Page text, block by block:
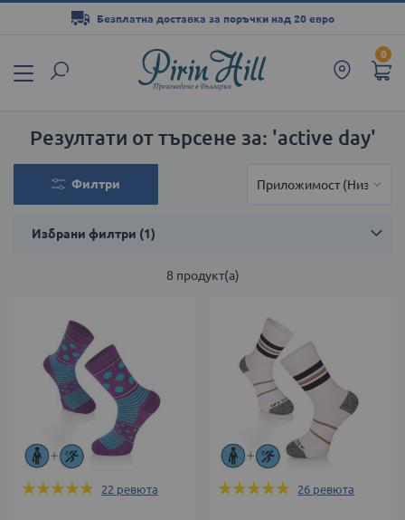
0
Безплатна доставка за поръчки над 20 евро
съдържанието
Резултати от търсене за: 'active day'
Филтри
Избрани филтри
8 продукт(а)
Оценка:
22 ревюта
Оценка:
26 ревюта